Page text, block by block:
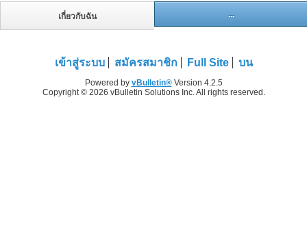
เกี่ยวกับฉัน ...
เข้าสู่ระบบ สมัครสมาชิก Full Site บน
Powered by vBulletin®Version 4.2.5
Copyright © 2026 vBulletin Solutions Inc. All rights reserved.